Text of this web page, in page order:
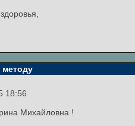
методу
18:56
Михайловна !